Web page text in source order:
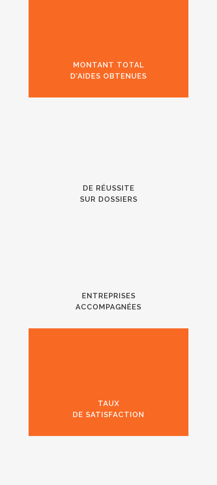
MONTANT TOTAL
D’AIDES OBTENUES
DE RÉUSSITE
SUR DOSSIERS
ENTREPRISES
ACCOMPAGNÉES
TAUX
DE SATISFACTION